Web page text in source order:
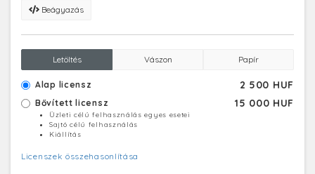
Beágyazás
Letöltés Vászon Papír
Alap licensz 2 500 HUF
Bővített licensz 15 000 HUF
Üzleti célú felhasználás egyes esetei
Sajtó célú felhasználás
Kiállítás
Licenszek összehasonlítása